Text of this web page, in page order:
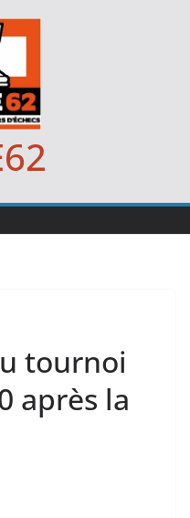
tournoi
après la